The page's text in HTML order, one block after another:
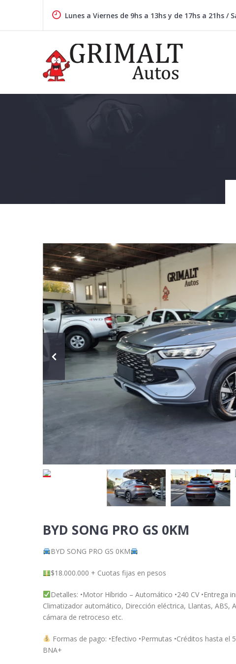
Lunes a Viernes de 9hs a 13hs y de 17hs a 21hs /
BYD SONG PRO GS 0KM
BYD SONG PRO GS 0KM
$18.000.000 + Cuotas fijas en pesos
Detalles: •Motor Híbrido – Automático •240 CV •Entrega
Climatizador automático, Dirección eléctrica, Llantas, ABS,
cámara de retroceso etc.
Formas de pago: •Efectivo •Permutas •Créditos hasta
BNA+